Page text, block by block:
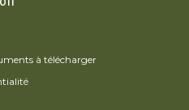
à télécharger